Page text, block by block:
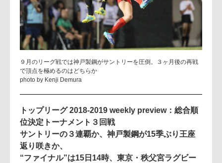
９月のリーグ戦では神戸製鋼がサントリーを圧倒。３ヶ月後の再戦
で頂点を極めるのはどちらか
photo by Kenji Demura
トップリーグ 2018-2019 weekly preview：総合順
位決定トーナメント３回戦
サントリーの３連覇か、神戸製鋼が15季ぶり王座
返り咲きか、
“ファイナル”は15日14時、東京・秩父宮ラグビー